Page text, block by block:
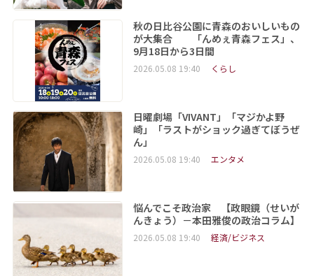
秋の日比谷公園に青森のおいしいもの
が大集合 「んめぇ青森フェス」、
9月18日から3日間
2026.05.08 19:40 くらし
日曜劇場「VIVANT」「マジかよ野
崎」「ラストがショック過ぎてぼうぜ
ん」
2026.05.08 19:40 エンタメ
悩んでこそ政治家 【政眼鏡（せいが
んきょう）－本田雅俊の政治コラム】
2026.05.08 19:40 経済/ビジネス